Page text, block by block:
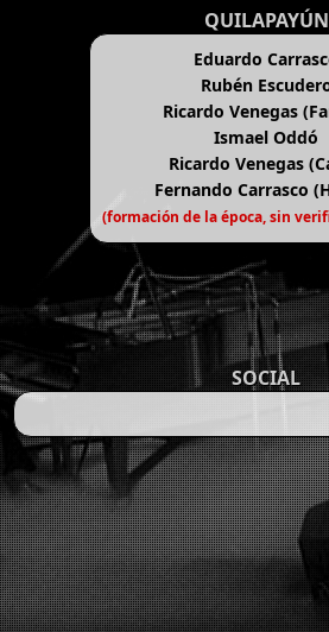
QUILAPAYÚN
Eduardo
Rubén
Ricardo Venegas
Ismael Oddó
Ricardo Venegas
Fernando Carrasco
(formación de la época, sin
SOCIAL